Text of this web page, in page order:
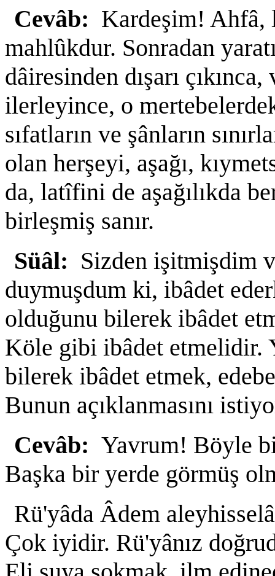
Cevâb: Kardeşim!
mahlûkdur. Sonradan
dâiresinden dışarı
ilerleyince, o
sıfatların ve şânların
olan herşeyi, aşağı,
da, latîfini de aşağılıkda
birleşmiş sanır.
Süâl: Sizden işitmişdim
duymuşdum ki, ibâdet
olduğunu bilerek ibâdet
Köle gibi ibâdet etmelidir.
bilerek ibâdet etmek,
Bunun açıklanmasını
Cevâb: Yavrum! Böyle
Başka bir yerde görmüş
Rü'yâda Âdem
Çok iyidir. Rü'yânız